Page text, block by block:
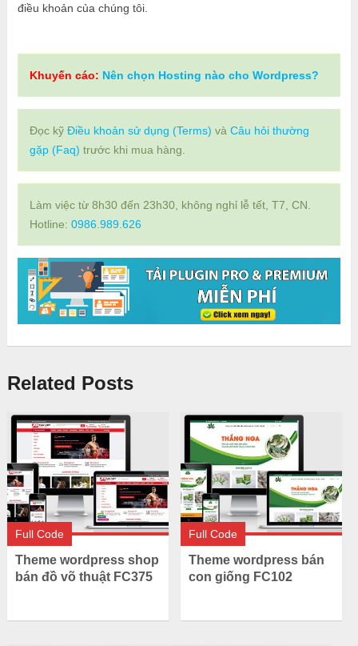
điều khoản của chúng tôi.
Khuyến cáo: Nên chọn Hosting nào cho Wordpress?
Đọc kỹ Điều khoản sử dụng (Terms) và Câu hỏi thường
gặp (Faq) trước khi mua hàng.
Làm việc từ 8h30 đến 23h30, không nghỉ lễ tết, T7, CN.
Hotline: 0986.989.626
Related Posts
Full Code
Theme wordpress shop
bán đồ võ thuật FC375
Full Code
Theme wordpress bán
con giống FC102